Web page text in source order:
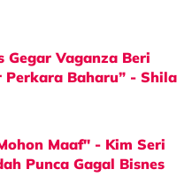
Gegar Vaganza Beri
Perkara Baharu” - Shila
Maaf" - Kim Seri
Punca Gagal Bisnes